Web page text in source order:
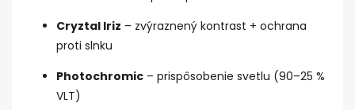
Cryztal Iriz – zvýraznený kontrast + ochrana
proti slnku
Photochromic – prispôsobenie svetlu (90–25 %
VLT)